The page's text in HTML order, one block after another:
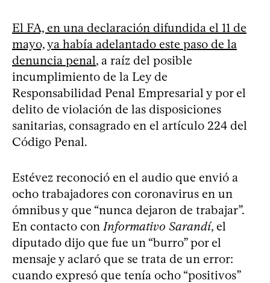
El FA, en una declaración difundida el 11 de
mayo, ya había adelantado este paso de la
denuncia penal, a raíz del posible
incumplimiento de la Ley de
Responsabilidad Penal Empresarial y por el
delito de violación de las disposiciones
sanitarias, consagrado en el artículo 224 del
Código Penal.
Estévez reconoció en el audio que envió a
ocho trabajadores con coronavirus en un
ómnibus y que “nunca dejaron de trabajar”.
En contacto con Informativo Sarandí, el
diputado dijo que fue un “burro” por el
mensaje y aclaró que se trata de un error:
cuando expresó que tenía ocho “positivos”